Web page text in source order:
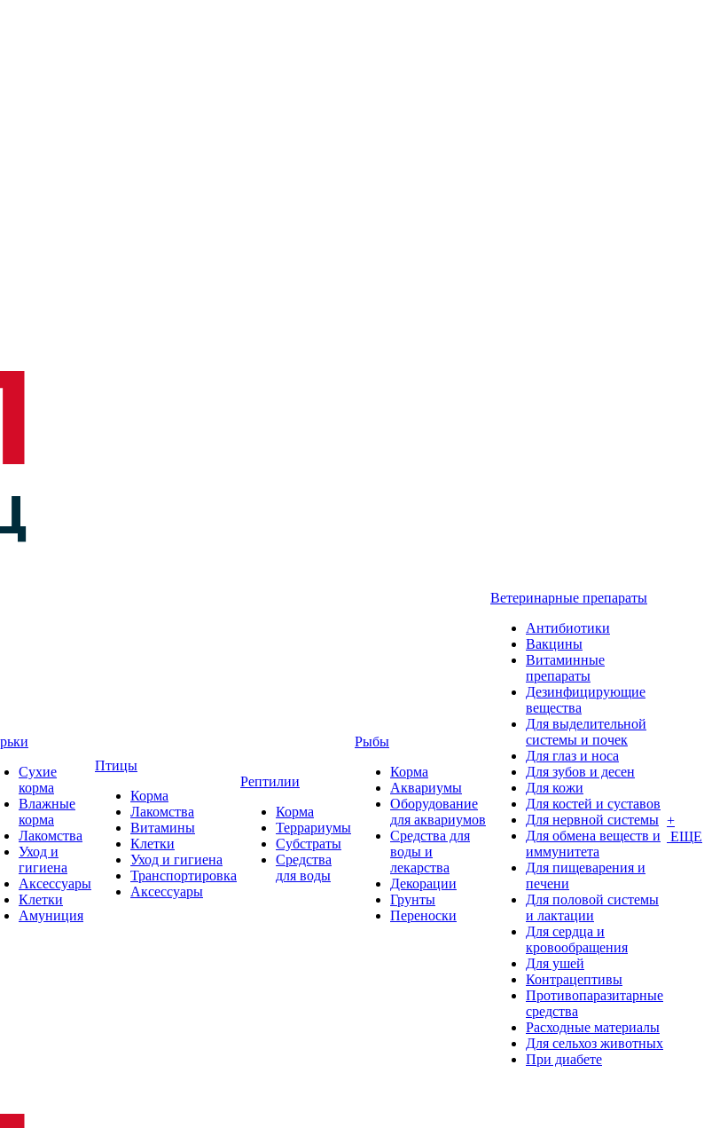
Сухие
корма
Влажные
корма
Лакомства
Уход и
гигиена
Аксессуары
Клетки
Амуниция
Птицы
Корма
Лакомства
Витамины
Клетки
Уход и гигиена
Транспортировка
Аксессуары
Рептилии
Корма
Террариумы
Субстраты
Средства
для воды
Рыбы
Корма
Аквариумы
Оборудование
для аквариумов
Средства для
воды и
лекарства
Декорации
Грунты
Переноски
Ветеринарные препараты
Антибиотики
Вакцины
Витаминные
препараты
Дезинфицирующие
вещества
Для выделительной
системы и почек
Для глаз и носа
Для зубов и десен
Для кожи
Для костей и суставов
Для нервной системы
Для обмена веществ и
иммунитета
Для пищеварения и
печени
Для половой системы
и лактации
Для сердца и
кровообращения
Для ушей
Контрацептивы
Противопаразитарные
средства
Расходные материалы
Для сельхоз животных
При диабете
+
ЕЩЕ